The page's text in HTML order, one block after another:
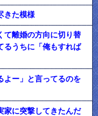
きた模様
て離婚の方向に切り替
るうちに「俺もすれば
よー」と言ってるのを
家に突撃してきたんだ